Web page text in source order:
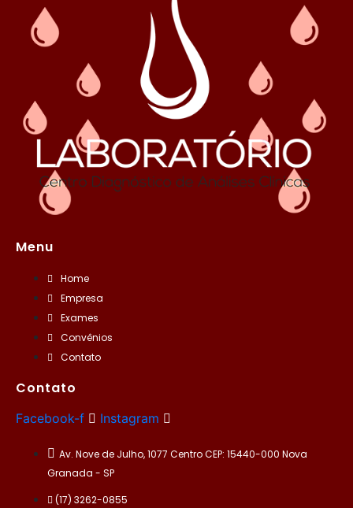
Menu
Home
Empresa
Exames
Convênios
Contato
Contato
Facebook-f Instagram
Av. Nove de Julho, 1077 Centro CEP: 15440-000 Nova
Granada - SP
(17) 3262-0855